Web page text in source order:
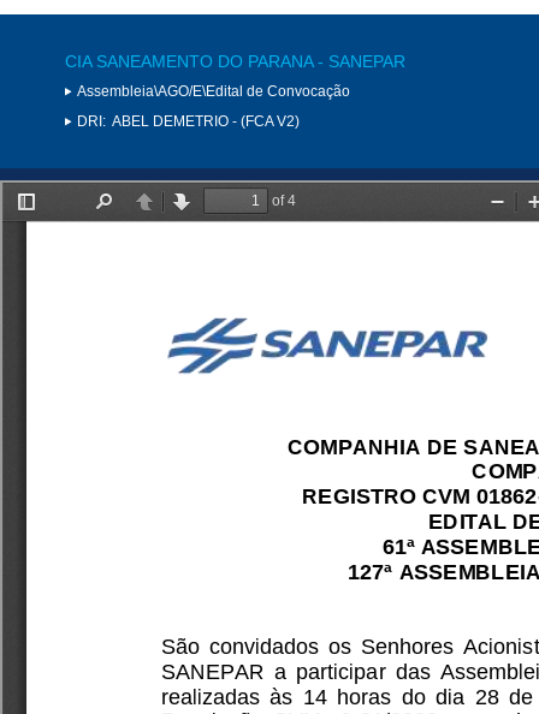
CIA SANEAMENTO DO PARANA - SANEPAR
Assembleia\AGO/E\Edital de Convocação
DRI: ABEL DEMETRIO - (FCA V2)